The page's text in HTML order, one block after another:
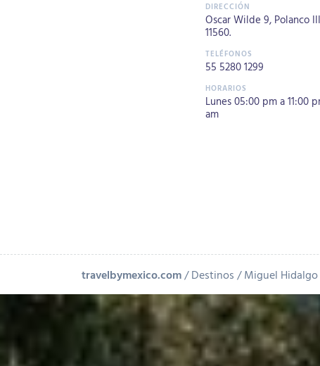
Oscar Wilde 9, Polanco
11560.
55 5280 1299
Lunes 05:00 pm a 11:00
am
travelbymexico.com Destinos Miguel Hidalgo